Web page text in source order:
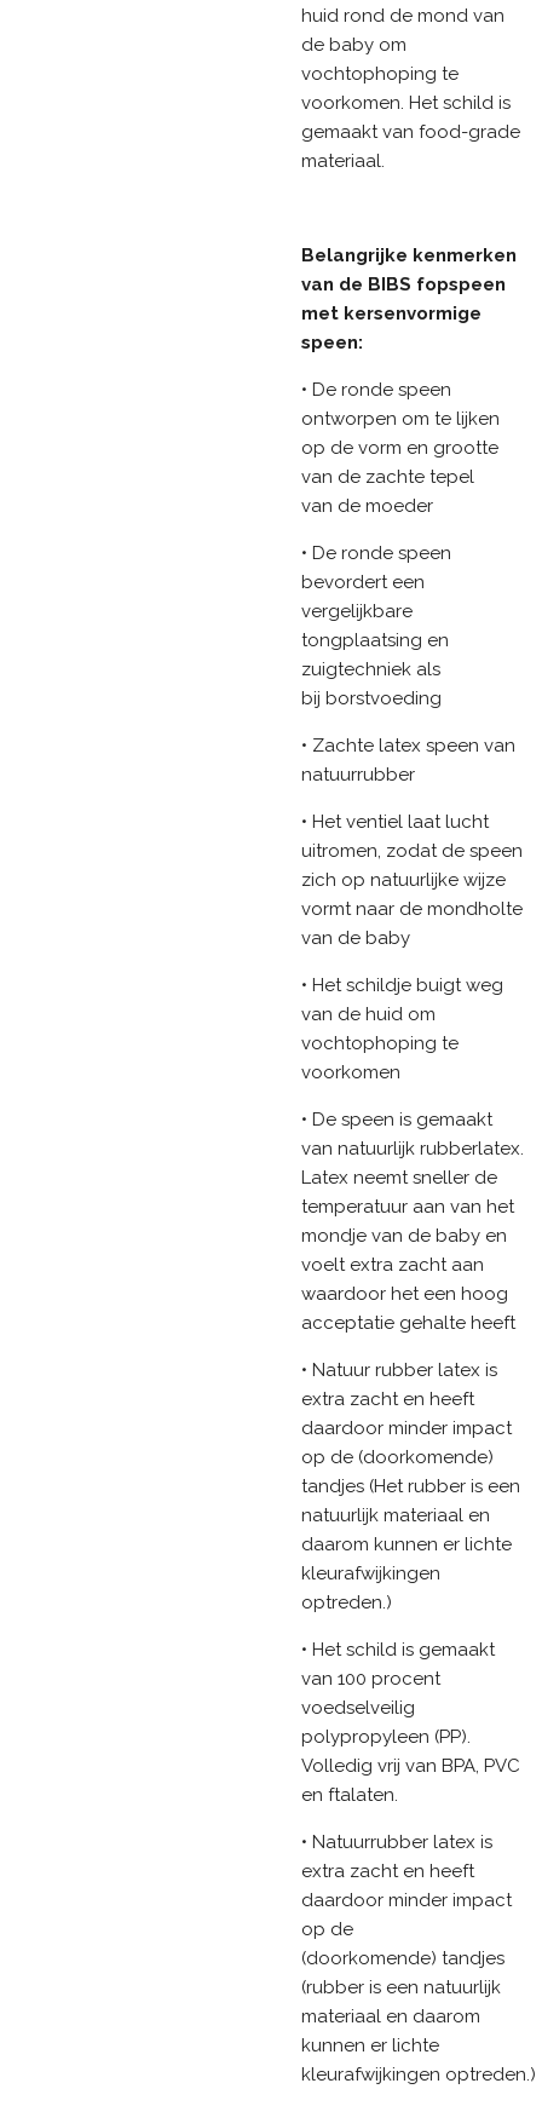
huid rond de mond van
de baby om
vochtophoping te
voorkomen. Het schild is
gemaakt van food-grade
materiaal.
Belangrijke kenmerken
van de BIBS fopspeen
met kersenvormige
speen:
• De ronde speen
ontworpen om te lijken
op de vorm en grootte
van de zachte tepel
van de moeder
• De ronde speen
bevordert een
vergelijkbare
tongplaatsing en
zuigtechniek als
bij borstvoeding
• Zachte latex speen van
natuurrubber
• Het ventiel laat lucht
uitromen, zodat de speen
zich op natuurlijke wijze
vormt naar de mondholte
van de baby
• Het schildje buigt weg
van de huid om
vochtophoping te
voorkomen
• De speen is gemaakt
van natuurlijk rubberlatex.
Latex neemt sneller de
temperatuur aan van het
mondje van de baby en
voelt extra zacht aan
waardoor het een hoog
acceptatie gehalte heeft
• Natuur rubber latex is
extra zacht en heeft
daardoor minder impact
op de (doorkomende)
tandjes (Het rubber is een
natuurlijk materiaal en
daarom kunnen er lichte
kleurafwijkingen
optreden.)
• Het schild is gemaakt
van 100 procent
voedselveilig
polypropyleen (PP).
Volledig vrij van BPA, PVC
en ftalaten.
• Natuurrubber latex is
extra zacht en heeft
daardoor minder impact
op de
(doorkomende) tandjes
(rubber is een natuurlijk
materiaal en daarom
kunnen er lichte
kleurafwijkingen optreden.)